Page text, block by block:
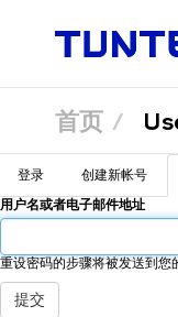
到
主
要
容
首页
Primary
tabs
登录 创建新帐号
用户名或者电子邮件地址
重设密码的步骤将被发送到您
提交